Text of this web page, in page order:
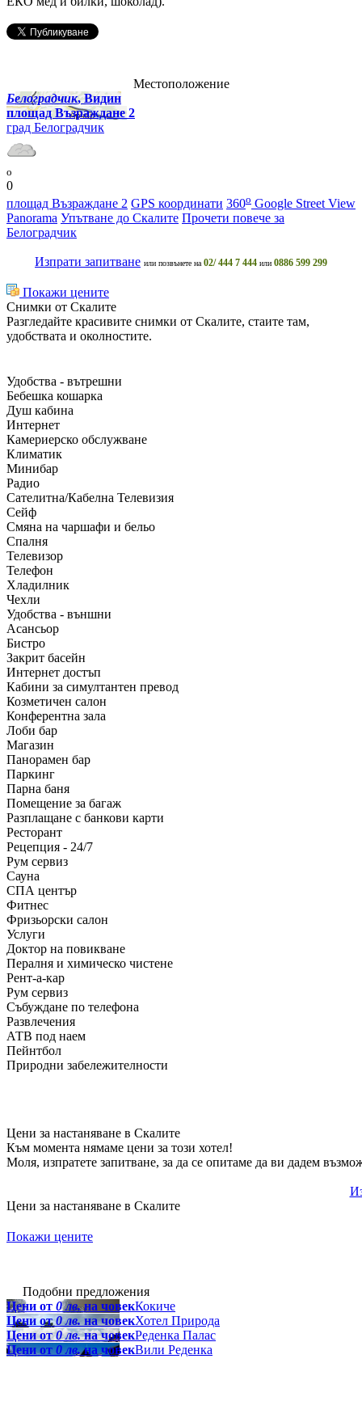
Местоположение
Белоградчик, Видин
площад Възраждане 2
град Белоградчик
o
0
площад Възраждане 2 GPS координати 360o Google Street View
Panorama Упътване до Скалите Прочети повече за
Белоградчик
Изпрати запитване или позвънете на 02/ 444 7 444 или 0886 599 299
Покажи цените
Снимки от Скалите
Разгледайте красивите снимки от Скалите, стаите там,
удобствата и околностите.
Удобства - вътрешни
Бебешка кошарка
Душ кабина
Интернет
Камериерско обслужване
Климатик
Минибар
Радио
Сателитна/Кабелна Телевизия
Сейф
Смяна на чаршафи и бельо
Спалня
Телевизор
Телефон
Хладилник
Чехли
Удобства - външни
Асансьор
Бистро
Закрит басейн
Интернет достъп
Кабини за симултантен превод
Козметичен салон
Конферентна зала
Лоби бар
Магазин
Панорамен бар
Паркинг
Парна баня
Помещение за багаж
Разплащане с банкови карти
Ресторант
Рецепция - 24/7
Рум сервиз
Сауна
СПА център
Фитнес
Фризьорски салон
Услуги
Доктор на повикване
Пералня и химическо чистене
Рент-а-кар
Рум сервиз
Събуждане по телефона
Развлечения
АТВ под наем
Пейнтбол
Природни забележителности
Цени за настаняване в Скалите
Към момента нямаме цени за този хотел!
Моля, изпратете запитване, за да се опитаме да ви дадем
Цени за настаняване в Скалите
Покажи цените
Подобни предложения
Цени от 0 лв.на човекКокиче
Цени от0 лв. на човекХотел Природа
Цени от0 лв.на човекРеденка Палас
Цени от0 лв.на човекВили Реденка